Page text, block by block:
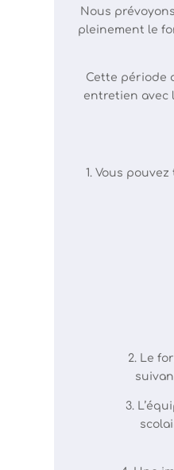
Nous
pleinement le
Cette période
entretien avec
1. Vous
2. Le
3.